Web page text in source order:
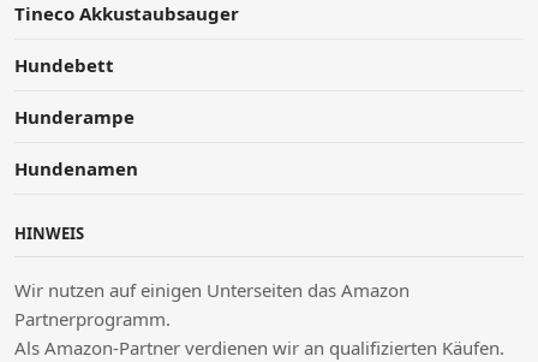
Tineco Akkustaubsauger
Hundebett
Hunderampe
Hundenamen
HINWEIS
Wir nutzen auf einigen Unterseiten das Amazon
Partnerprogramm.
Als Amazon-Partner verdienen wir an qualifizierten Käufen.